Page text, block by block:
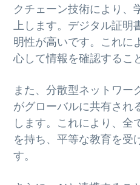
クチェーン技術により、
上します。デジタル証明
明性が高いです。これに
心して情報を確認するこ
また、分散型ネットワー
がグローバルに共有され
します。これにより、全
を持ち、平等な教育を受
す。